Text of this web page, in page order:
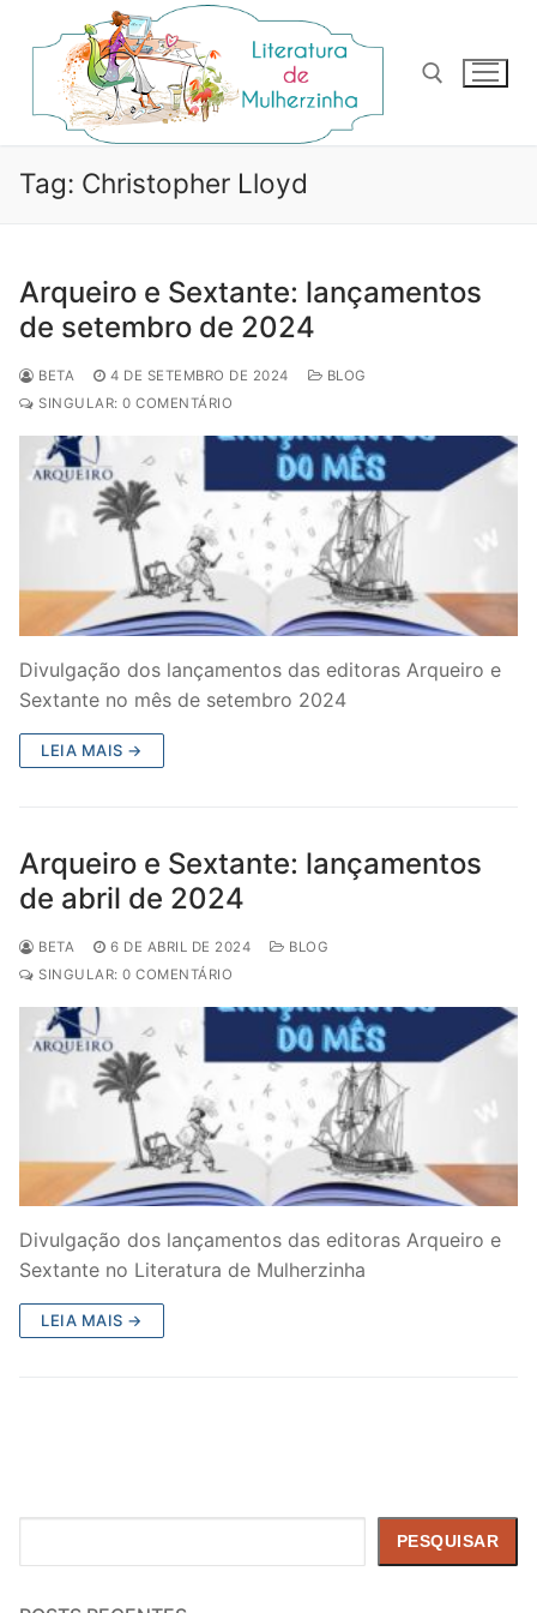
para
conteúdo
Pesquisar por:
Tag: Christopher Lloyd
Arqueiro e Sextante: lançamentos
de setembro de 2024
BETA 4 DE SETEMBRO DE 2024
BLOG
SINGULAR: 0 COMENTÁRIO
Divulgação dos lançamentos das editoras Arqueiro e
Sextante no mês de setembro 2024
LEIA MAIS →
Arqueiro e Sextante: lançamentos
de abril de 2024
BETA 6 DE ABRIL DE 2024
BLOG
SINGULAR: 0 COMENTÁRIO
Divulgação dos lançamentos das editoras Arqueiro e
Sextante no Literatura de Mulherzinha
LEIA MAIS →
PESQUISAR